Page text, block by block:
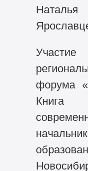
форума